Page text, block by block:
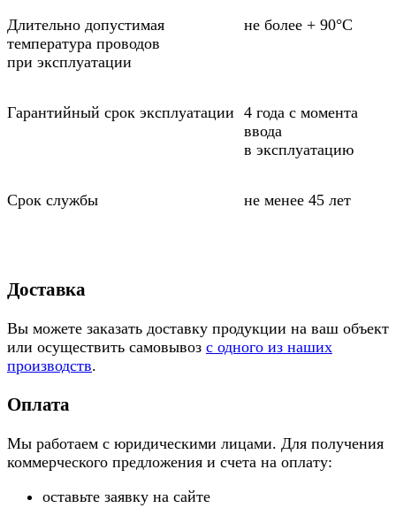
Длительно допустимая
температура проводов
при эксплуатации
не более + 90°С
Гарантийный срок эксплуатации 4 года с момента
ввода
в эксплуатацию
Срок службы не менее 45 лет
Доставка
Вы можете заказать доставку продукции на ваш объект
или осуществить самовывоз с одного из наших
производств.
Оплата
Мы работаем с юридическими лицами. Для получения
коммерческого предложения и счета на оплату:
оставьте заявку на сайте